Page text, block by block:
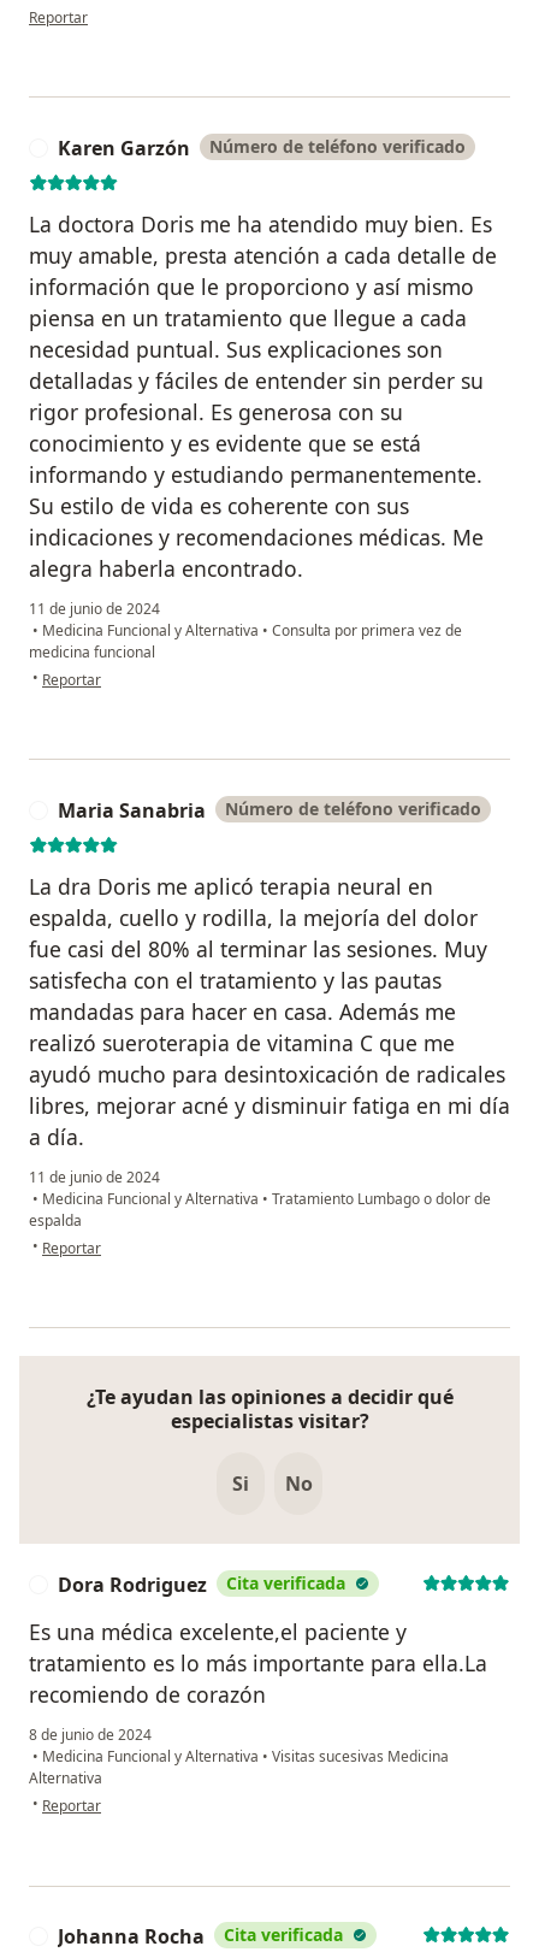
en opinión del usuario Clara Ardila
Reportar
Karen Garzón Número de teléfono verificado
La doctora Doris me ha atendido muy bien. Es
muy amable, presta atención a cada detalle de
información que le proporciono y así mismo
piensa en un tratamiento que llegue a cada
necesidad puntual. Sus explicaciones son
detalladas y fáciles de entender sin perder su
rigor profesional. Es generosa con su
conocimiento y es evidente que se está
informando y estudiando permanentemente.
Su estilo de vida es coherente con sus
indicaciones y recomendaciones médicas. Me
alegra haberla encontrado.
11 de junio de 2024
• Medicina Funcional y Alternativa • Consulta por primera vez de
medicina funcional
• en opinión del usuario Karen Garzón
Reportar
Maria Sanabria Número de teléfono verificado
La dra Doris me aplicó terapia neural en
espalda, cuello y rodilla, la mejoría del dolor
fue casi del 80% al terminar las sesiones. Muy
satisfecha con el tratamiento y las pautas
mandadas para hacer en casa. Además me
realizó sueroterapia de vitamina C que me
ayudó mucho para desintoxicación de radicales
libres, mejorar acné y disminuir fatiga en mi día
a día.
11 de junio de 2024
• Medicina Funcional y Alternativa • Tratamiento Lumbago o dolor de
espalda
• en opinión del usuario Maria Sanabria
Reportar
¿Te ayudan las opiniones a decidir qué
especialistas visitar?
Si No
Dora Rodriguez Cita verificada
Es una médica excelente,el paciente y
tratamiento es lo más importante para ella.La
recomiendo de corazón
8 de junio de 2024
• Medicina Funcional y Alternativa • Visitas sucesivas Medicina
Alternativa
• en opinión del usuario Dora Rodriguez
Reportar
Johanna Rocha Cita verificada